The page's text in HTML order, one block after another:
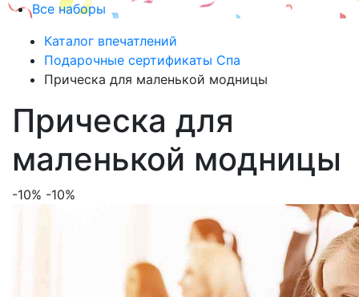
Все наборы
Каталог впечатлений
Подарочные сертификаты Спа
Прическа для маленькой модницы
Прическа для
маленькой модницы
-10% -10%